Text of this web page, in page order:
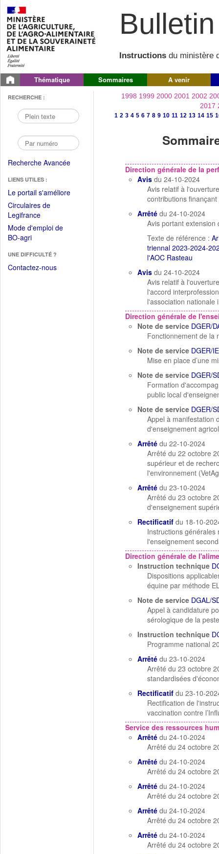
Instructions du ministère
Thématique Sommaires A venir
RECHERCHE :
Recherche Avancée
LIENS UTILES :
Le portail s'améliore(Fichier
Circulaires de
Legifrance(Ouvrir
dans
une
fenêtre)
Mode d'emploi de
BO-agri(Ouvrir
une
nouvelle
UNE DIFFICULTÉ ?
Contactez-nous
1998 1999 2000 2001 2002
2017
1 2 3 4 5 6 7 8 9 10 11 12 13 14 15
Direction générale de la
Avis du 24-10-2024
Avis relatif à
contributions
Arrêté du 24-10-2024
Avis portant
Texte de référence :
triennal 2023-2024-
l'AOC Rasteau
Avis du 24-10-2024
Avis relatif à
l'accord
l'association nationale
Direction générale de
Note de service DGER/
Fonctionnement de la
Note de service DGER/
Mise en place d’une
Note de service DGER/
Formation
public local
Note de service DGER/
Appel à manifestation
d'enseignement
Arrêté du 22-10-2024
Arrêté du 22 octobre
supérieur et de
l'environnement
Arrêté du 23-10-2024
Arrêté du 23 octobre
d'enseignement
Rectificatif du 18-10-
Instructions
l'enseignement
Direction générale de
Instruction technique
Dispositions
équine par méthode
Note de service DGAL/
Appel à candidature
sérologique de la
Instruction technique
Programme national
Arrêté du 23-10-2024
Arrêté du 23 octobre
standardisées
Rectificatif du 23-10-
Rectification de
vaccination contre
Service des ressources
Arrêté du 24-10-2024
Arrêté du 24 octobre
Arrêté du 24-10-2024
Arrêté du 24 octobre
Arrêté du 24-10-2024
Arrêté du 24 octobre
Arrêté du 24-10-2024
Arrêté du 24 octobre
Arrêté du 24-10-2024
Arrêté du 24 octobre